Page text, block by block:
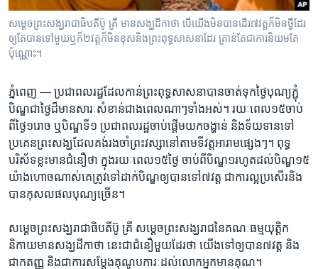
ទៅ​
កាន់​
ស្វែង​
រក
បណ្តាញ​សង្គម
សម្តេច​ព្រះ​សង្ឃ​រាជាធិបតី​ប៊ូ គ្រី​ ​មាន​សង្ឃដីកា​​​ថា ​បើ​យើង​មិន​បាន​ដើរ​៧​វត្ត​ក៏​មិន​ថ្វីដែរ ​
ឲ្យ​​តែ​បាន​ទៅ​មួយ​​ឬ​ក៏​២​វត្ត​ក៏​មិន​ខុស​និង​ព្រះ​ពុទ្ធសាសនា​ដែរ​ គ្រាន់​តែ​ជា​ការ​និយម​តែ​
ប៉ុណ្ណោះ។
ភ្នំពេញ — ប្រជាពល​រដ្ឋ​ដែល​កាន់​ព្រះ​ពុទ្ធសាសនា​បាន​ចាត់​ទុក​ថ្ងៃ​បុណ្យ​ភ្ជុំ​
បិណ្ឌ​ជា​ថ្ងៃ​ដ៏​មាន​សារៈសំខាន់​ជាង​ពេល​ណាៗ​ទាំង​អស់។​ រយៈ​ពេល​១៥​ចាប់​
ពី​ថ្ងៃ​១​រោច ឬ​បិណ្ឌ​ទី​១ ​ប្រជា​ពលរដ្ឋ​ចាប់​ផ្តើម​យក​ចង្ហាន់ ​និង​ទ័យទាន​ទៅ​
ប្រគេន​ព្រះ​សង្ឃ​ដែល​គង់​រងចាំ​ព្រះ​វស្សា​នៅ​តាម​ទី​វត្ត​អារាម​ផ្សេងៗ។​ ពុទ្ធ
បរិស័ទ​ខ្លះ​មាន​ជំនឿ​ថា ​ក្នុង​រយៈ​ពេល​១៥​ថ្ងៃ ​ចាប់​ពី​បិណ្ឌ​១​រហូត​ដល់​បិណ្ឌ​១៥​
យ៉ាង​ហោច​ណាស់​គេ​ត្រូវទៅ​ដាក់​បិណ្ឌ​ឲ្យបាន​ទៅ​៧​វត្ត​ ជាការ​ល្អ​ប្រសើរ​និង​
បាន​កុសល​ផល​បុណ្យ​ច្រើន។​
សម្តេច​ព្រះ​សង្ឃ​រាជាធិបតី​ប៊ូ គ្រី​ សម្តេច​ព្រះ​សង្ឃរាជ​នៃ​គណៈ​ធម្ម​យុត្តិក
និកាយ​មាន​សង្ឃ​ដីកា​ថា​ នេះ​ជា​ជំនឿ​មួយ​ដែរ​ថា​ យើង​ទៅ​ឲ្យបាន​៧​វត្ត ​និង​
ជា​កតញ្ញូ​ និង​ជា​ការ​សម្តែងគុណូបការៈ​ដល់​លោក​អ្នក​មាន​គុណ។​